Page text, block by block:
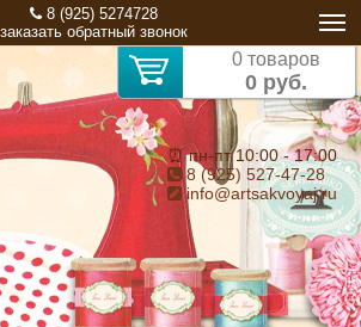
8 (925) 5274728
заказать обратный звонок
0 товаров
0 руб.
⏰ пн-пт 10:00 - 17:00
8 (925) 527-47-28
info@artsakvoyaj.ru